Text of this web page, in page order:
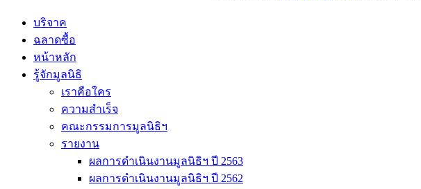
บริจาค
ฉลาดซื้อ
หน้าหลัก
รู้จักมูลนิธิ
เราคือใคร
ความสำเร็จ
คณะกรรมการมูลนิธิฯ
รายงาน
ผลการดำเนินงานมูลนิธิฯ ปี 2563
ผลการดำเนินงานมูลนิธิฯ ปี 2562